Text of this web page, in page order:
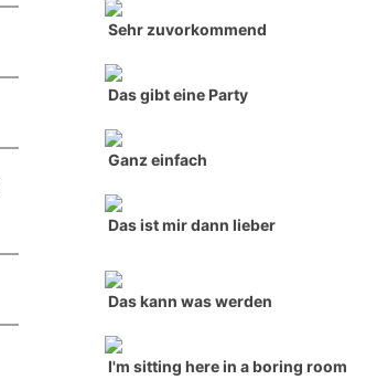
Sehr zuvorkommend
Das gibt eine Party
Ganz einfach
Das ist mir dann lieber
Das kann was werden
I'm sitting here in a boring room